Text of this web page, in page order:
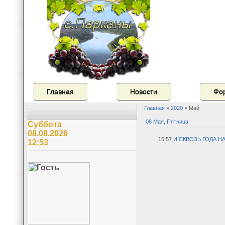
Главная Новости
Суббота
08.08.2026
12:53
Главная » 2020 » Май
08 Мая, Пятница
15:57 И СКВОЗЬ ГОДА